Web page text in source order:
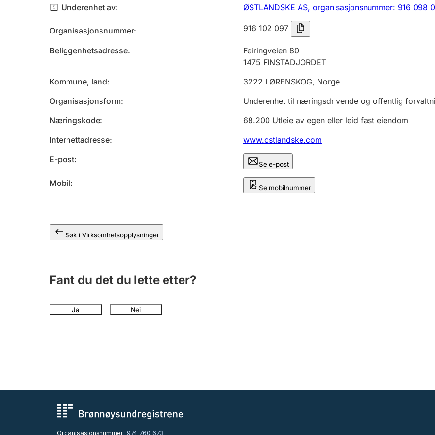
Underenhet av ØSTLANDSKE AS, organisasjonsnummer: 916 098
Organisasjonsnummer 916 102 097
Beliggenhetsadresse
Feiringveien 80
1475 FINSTADJORDET
Kommune, land
3222 LØRENSKOG, Norge
Organisasjonsform
Underenhet til næringsdrivende og offentlig
Næringskode
68.200 Utleie av egen eller leid fast eiendom
Internettadresse
www.ostlandske.com
E-post
Se e-post
Mobil Se mobilnummer
Søk i Virksomhetsopplysninger
Fant du det du lette etter?
Ja Nei
Organisasjonsnummer: 974 760 673